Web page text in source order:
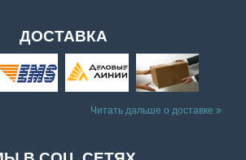
ДОСТАВКА
Читать дальше о доставке